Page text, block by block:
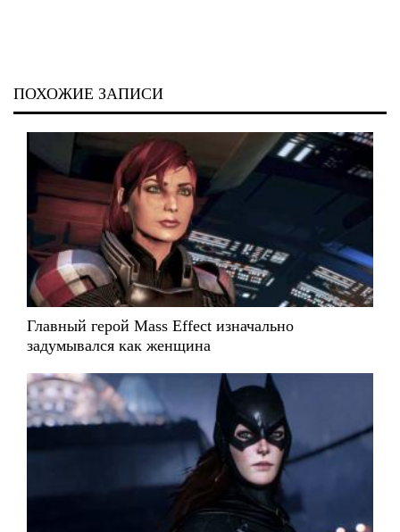
ПОХОЖИЕ ЗАПИСИ
Главный герой Mass Effect изначально
задумывался как женщина